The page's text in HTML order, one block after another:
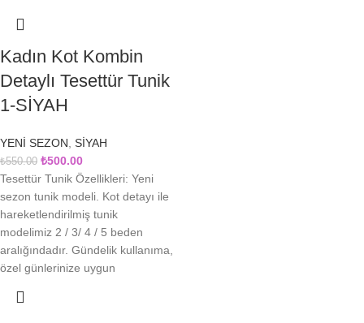
Kadın Kot Kombin
Detaylı Tesettür Tunik
1-SİYAH
YENİ SEZON, SİYAH
₺550.00 ₺500.00
Tesettür Tunik Özellikleri: Yeni
sezon tunik modeli. Kot detayı ile
hareketlendirilmiş tunik
modelimiz 2 / 3/ 4 / 5 beden
aralığındadır. Gündelik kullanıma,
özel günlerinize uygun